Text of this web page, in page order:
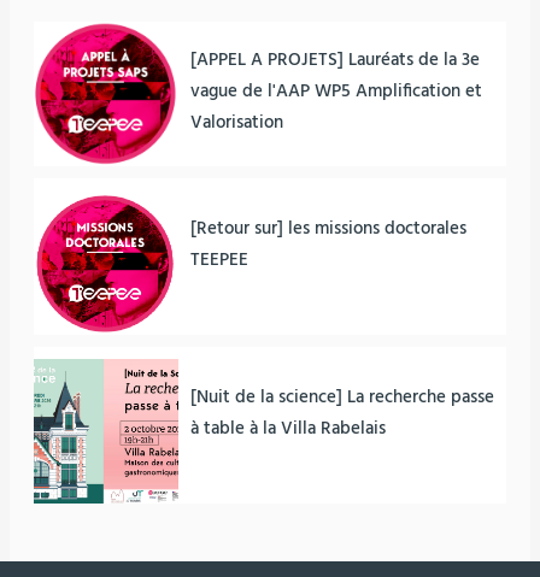
[APPEL A PROJETS] Lauréats de la 3e
vague de l'AAP WP5 Amplification et
Valorisation
[Retour sur] les missions doctorales
TEEPEE
[Nuit de la science] La recherche passe
à table à la Villa Rabelais